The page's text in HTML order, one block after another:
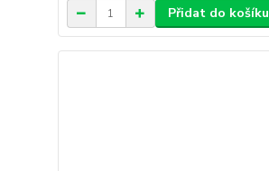
Přidat do košíku